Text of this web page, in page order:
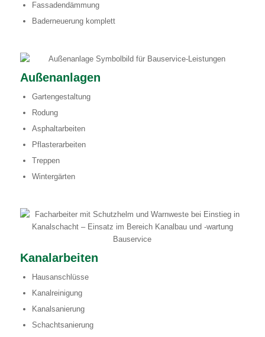
Fassadendämmung
Baderneuerung komplett
Außenanlagen
Gartengestaltung
Rodung
Asphaltarbeiten
Pflasterarbeiten
Treppen
Wintergärten
Kanalarbeiten
Hausanschlüsse
Kanalreinigung
Kanalsanierung
Schachtsanierung